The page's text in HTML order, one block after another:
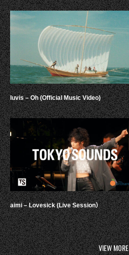
luvis – Oh (Official Music Video)
aimi – Lovesick (Live Session）
VIEW MORE